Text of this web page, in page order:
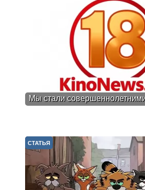
Мы стали
СТАТЬЯ